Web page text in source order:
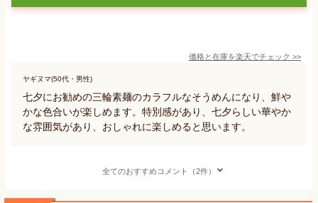
価格と在庫を楽天でチェック >>
ヤギヌマ(50代・男性)
七夕にお勧めの三輪素麺のカラフルなそうめんになり、鮮や
かな色合いが楽しめます。特別感があり、七夕らしい華やか
な雰囲気があり、おしゃれに楽しめると思います。
全てのおすすめコメント（2件）